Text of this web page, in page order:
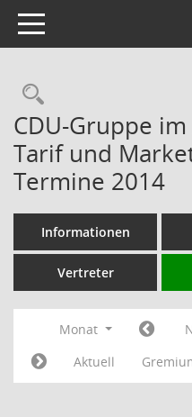
Toggle navigation
CDU-Gruppe
Tarif und
Termine 2014
Informationen
Vertreter
Monat
Aktuell